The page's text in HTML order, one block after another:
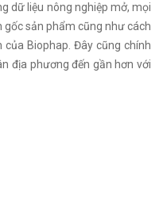
dữ liệu nông nghiệp mở, mọi
gốc sản phẩm cũng như cách
Biophap. Đây cũng chính
địa phương đến gần hơn với